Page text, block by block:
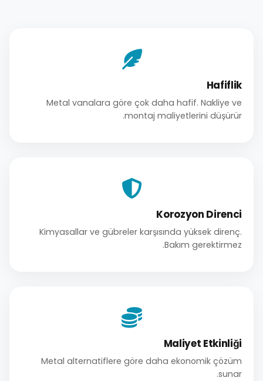
Hafiflik
Metal vanalara göre çok daha hafif. Nakliye ve
montaj maliyetlerini düşürür.
Korozyon Direnci
Kimyasallar ve gübreler karşısında yüksek direnç.
Bakım gerektirmez.
Maliyet Etkinliği
Metal alternatiflere göre daha ekonomik çözüm
sunar.